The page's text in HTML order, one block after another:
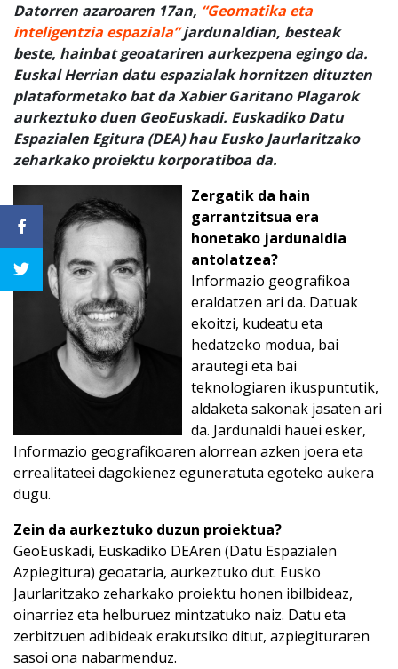
Datorren azaroaren 17an, “Geomatika eta
inteligentzia espaziala”jardunaldian, besteak
beste, hainbat geoatariren aurkezpena egingo da.
Euskal Herrian datu espazialak hornitzen dituzten
plataformetako bat da Xabier Garitano Plagarok
aurkeztuko duen GeoEuskadi. Euskadiko Datu
Espazialen Egitura (DEA) hau Eusko Jaurlaritzako
zeharkako proiektu korporatiboa da.
Zergatik da hain
garrantzitsua era
honetako jardunaldia
antolatzea?
Informazio geografikoa
eraldatzen ari da. Datuak
ekoitzi, kudeatu eta
hedatzeko modua, bai
arautegi eta bai
teknologiaren ikuspuntutik,
aldaketa sakonak jasaten ari
da. Jardunaldi hauei esker,
Informazio geografikoaren alorrean azken joera eta
errealitateei dagokienez eguneratuta egoteko aukera
dugu.
Zein da aurkeztuko duzun proiektua?
GeoEuskadi, Euskadiko DEAren (Datu Espazialen
Azpiegitura) geoataria, aurkeztuko dut. Eusko
Jaurlaritzako zeharkako proiektu honen ibilbideaz,
oinarriez eta helburuez mintzatuko naiz. Datu eta
zerbitzuen adibideak erakutsiko ditut, azpiegituraren
sasoi ona nabarmenduz.